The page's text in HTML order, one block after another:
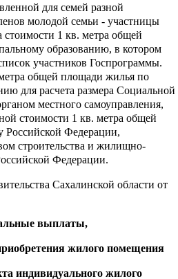
для семей разной
молодой семьи - участницы
1 кв. метра общей
образованию, в котором
участников Госпрограммы.
общей площади жилья по
для расчета размера Социальной
местного самоуправления,
стоимости 1 кв. метра общей
Российской Федерации,
строительства и жилищно-
Федерации.
Сахалинской области от
выплаты,
жилого помещения
индивидуального жилого